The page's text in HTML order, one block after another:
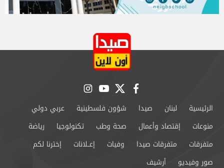
facebook
twitter
youtube
instagram
الرئيسية لبنان صيدا شؤون فلسطينية
عربي دولي
منوعات
إقتصاد وأعمال صحة وطب تكنولوجيا
رياضة
متفرقات
متفرقات صيدا وفيات إعــلانات
إخترنا لكم
صور وفيديو
أرشيف